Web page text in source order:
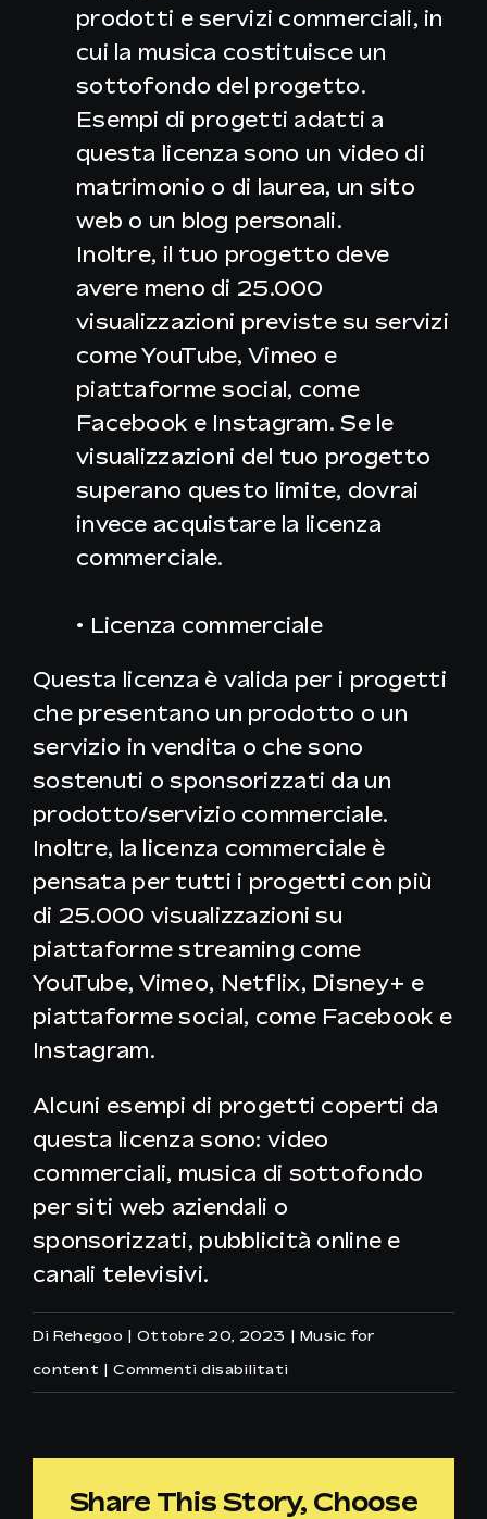
prodotti e servizi commerciali, in
cui la musica costituisce un
sottofondo del progetto.
Esempi di progetti adatti a
questa licenza sono un video di
matrimonio o di laurea, un sito
web o un blog personali.
Inoltre, il tuo progetto deve
avere meno di 25.000
visualizzazioni previste su servizi
come YouTube, Vimeo e
piattaforme social, come
Facebook e Instagram. Se le
visualizzazioni del tuo progetto
superano questo limite, dovrai
invece acquistare la licenza
commerciale.
• Licenza commerciale
Questa licenza è valida per i progetti
che presentano un prodotto o un
servizio in vendita o che sono
sostenuti o sponsorizzati da un
prodotto/servizio commerciale.
Inoltre, la licenza commerciale è
pensata per tutti i progetti con più
di 25.000 visualizzazioni su
piattaforme streaming come
YouTube, Vimeo, Netflix, Disney+ e
piattaforme social, come Facebook e
Instagram.
Alcuni esempi di progetti coperti da
questa licenza sono: video
commerciali, musica di sottofondo
per siti web aziendali o
sponsorizzati, pubblicità online e
canali televisivi.
Di Rehegoo | Ottobre 20, 2023 | Music for
content | Commenti disabilitati
licenza
Share This Story, Choose